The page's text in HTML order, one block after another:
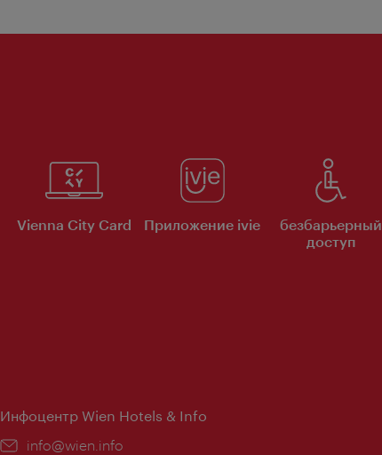
Vienna City Card Приложение ivie
безбарьерный
доступ
Инфоцентр Wien Hotels & Info
Эл.
info@wien.info